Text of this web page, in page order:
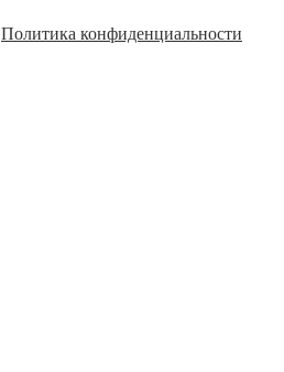
Политика конфиденциальности